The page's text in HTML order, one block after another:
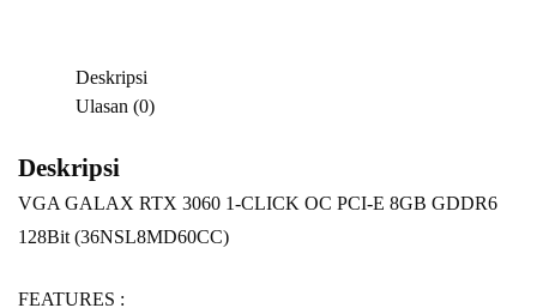
Deskripsi
Ulasan (0)
Deskripsi
VGA GALAX RTX 3060 1-CLICK OC PCI-E 8GB GDDR6
128Bit (36NSL8MD60CC)
FEATURES :